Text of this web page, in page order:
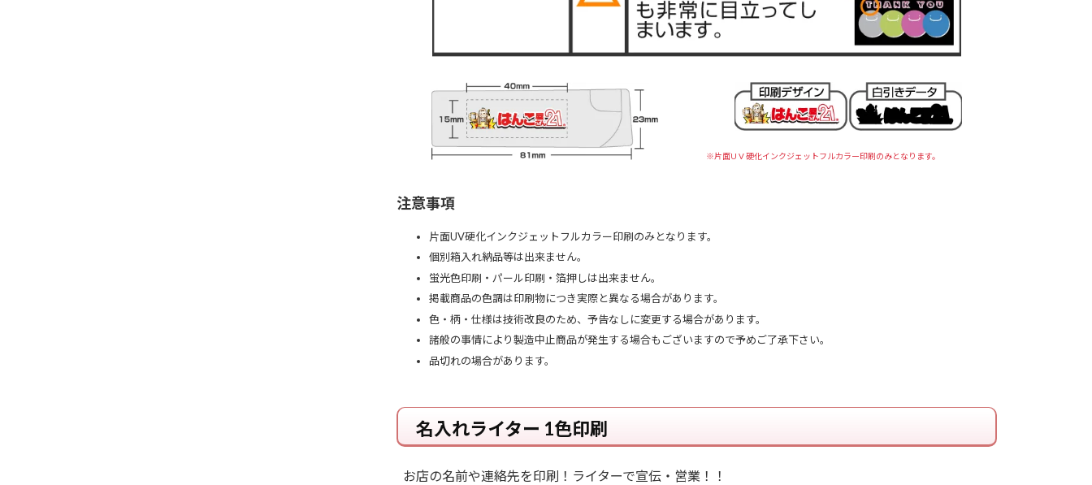
※片面U V 硬化インクジェットフルカラー印刷のみとなります。
注意事項
片面UV硬化インクジェットフルカラー印刷のみとなります。
個別箱入れ納品等は出来ません。
蛍光色印刷・パール印刷・箔押しは出来ません。
掲載商品の色調は印刷物につき実際と異なる場合があります。
色・柄・仕様は技術改良のため、予告なしに変更する場合があります。
諸般の事情により製造中止商品が発生する場合もございますので予めご了承下さい。
品切れの場合があります。
名入れライター 1色印刷
お店の名前や連絡先を印刷！ライターで宣伝・営業！！